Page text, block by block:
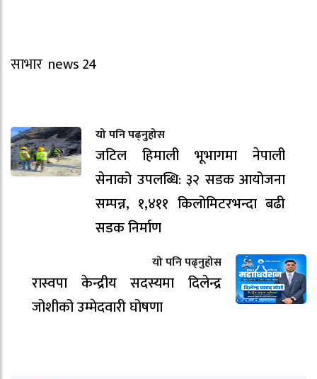
साभार news 24
यो पनि पढ्नुहोस
जटिल हिमाली भूभागमा नेपाली
सेनाको उपलब्धि: ३२ सडक आयोजना
सम्पन्न, १,४११ किलोमिटरभन्दा बढी
सडक निर्माण
यो पनि पढ्नुहोस
रास्वपा केन्द्रीय सदस्यमा दिलेन्द्र
जोशीको उम्मेदवारी घोषणा